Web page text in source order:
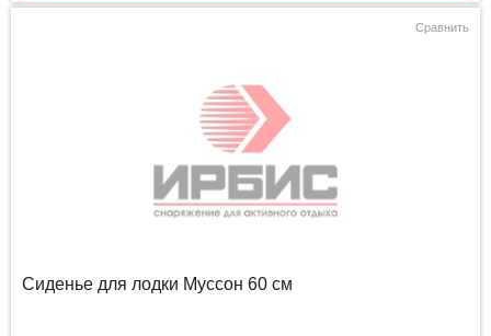
Сравнить
Сиденье для лодки Муссон 60 см